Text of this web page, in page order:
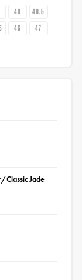
40
40.5
46
47
Jade